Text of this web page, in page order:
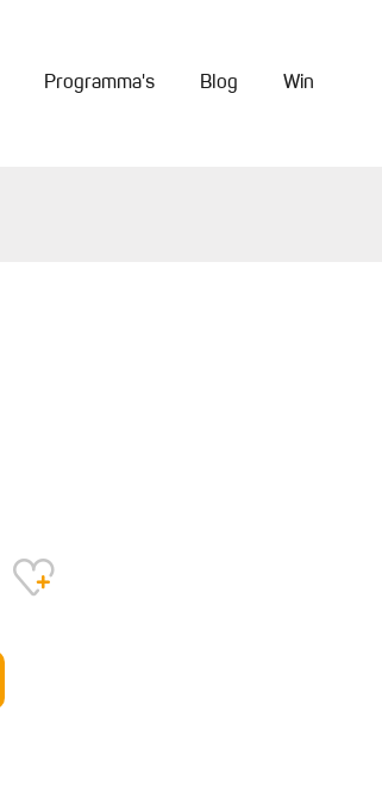
Programma's Blog Win